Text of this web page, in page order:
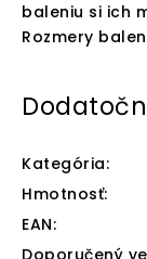
baleniu si ich
Rozmery
Kategória:
Hmotnosť:
EAN: